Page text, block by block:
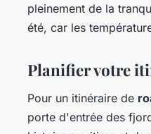
pleinement de la
été, car les
Planifier votre
Pour un itinéraire de
porte d'entrée des